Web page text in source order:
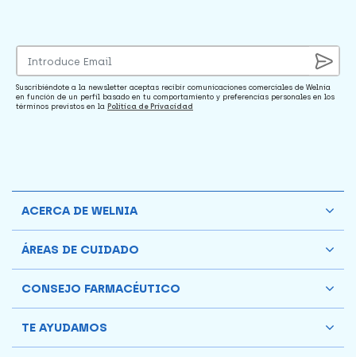
Suscribiéndote a la newsletter aceptas recibir comunicaciones comerciales de Welnia
en función de un perfil basado en tu comportamiento y preferencias personales en los
términos previstos en la Política de Privacidad
ACERCA DE WELNIA
ÁREAS DE CUIDADO
CONSEJO FARMACÉUTICO
TE AYUDAMOS